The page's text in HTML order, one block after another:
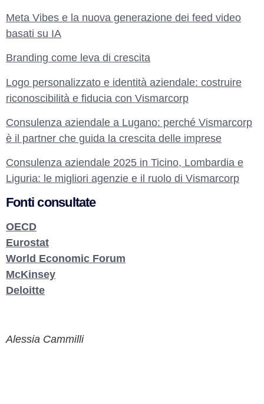
Meta Vibes e la nuova generazione dei feed video
basati su IA
Branding come leva di crescita
Logo personalizzato e identità aziendale: costruire
riconoscibilità e fiducia con Vismarcorp
Consulenza aziendale a Lugano: perché Vismarcorp
è il partner che guida la crescita delle imprese
Consulenza aziendale 2025 in Ticino, Lombardia e
Liguria: le migliori agenzie e il ruolo di Vismarcorp
Fonti consultate
OECD
Eurostat
World Economic Forum
McKinsey
Deloitte
Alessia Cammilli